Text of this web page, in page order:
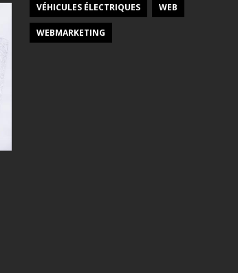
VÉHICULES ÉLECTRIQUES WEB
WEBMARKETING